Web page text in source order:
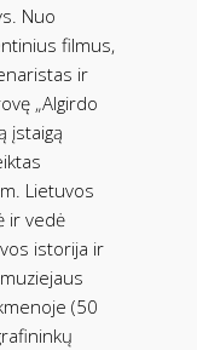
Nuo
filmus,
ir
„Algirdo
įstaigą
Lietuvos
ir vedė
istorija ir
(50